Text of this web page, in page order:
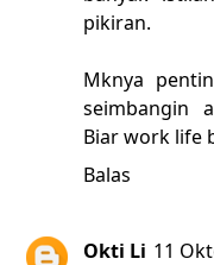
pikiran.
Mknya
seimbangin
Biar work life
Balas
Okti Li 11